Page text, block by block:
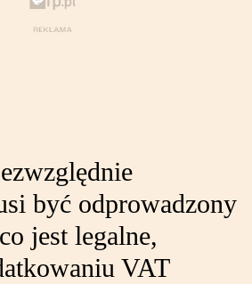
być odprowadzony
jest legalne,
VAT